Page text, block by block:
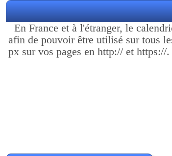
En France et à l'étranger, le
afin de pouvoir être utilisé sur tous
px sur vos pages en http:// et https://.